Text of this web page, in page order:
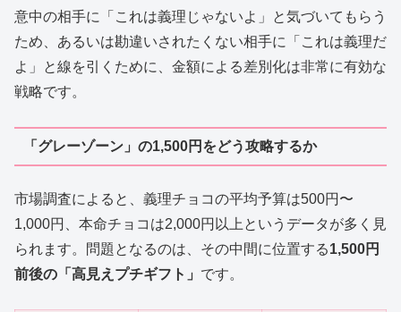
意中の相手に「これは義理じゃないよ」と気づいてもらう
ため、あるいは勘違いされたくない相手に「これは義理だ
よ」と線を引くために、金額による差別化は非常に有効な
戦略です。
「グレーゾーン」の1,500円をどう攻略するか
市場調査によると、義理チョコの平均予算は500円〜
1,000円、本命チョコは2,000円以上というデータが多く見
られます。問題となるのは、その中間に位置する1,500円
前後の「高見えプチギフト」 です。